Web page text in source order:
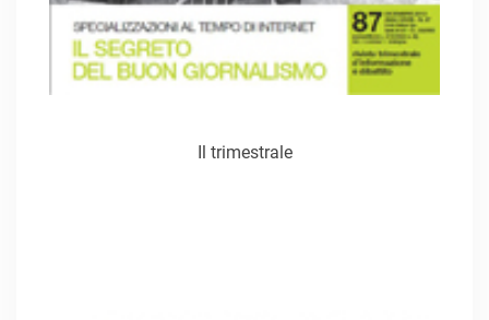
Il trimestrale